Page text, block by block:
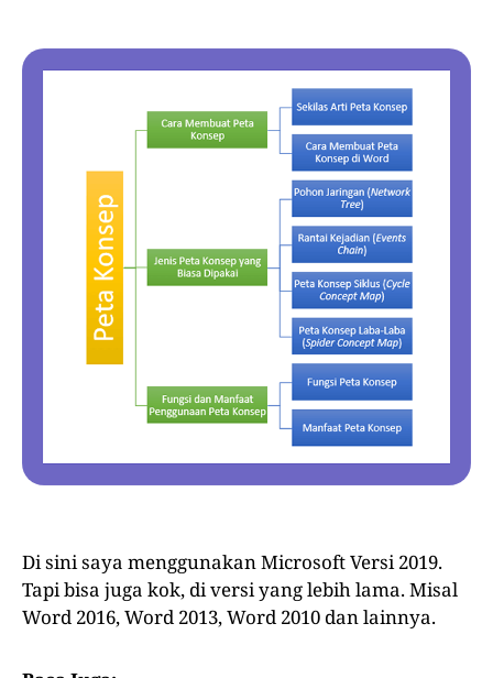
Di sini saya menggunakan Microsoft Versi 2019.
Tapi bisa juga kok, di versi yang lebih lama. Misal
Word 2016, Word 2013, Word 2010 dan lainnya.